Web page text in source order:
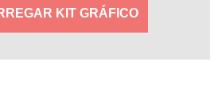
KIT GRÁFICO